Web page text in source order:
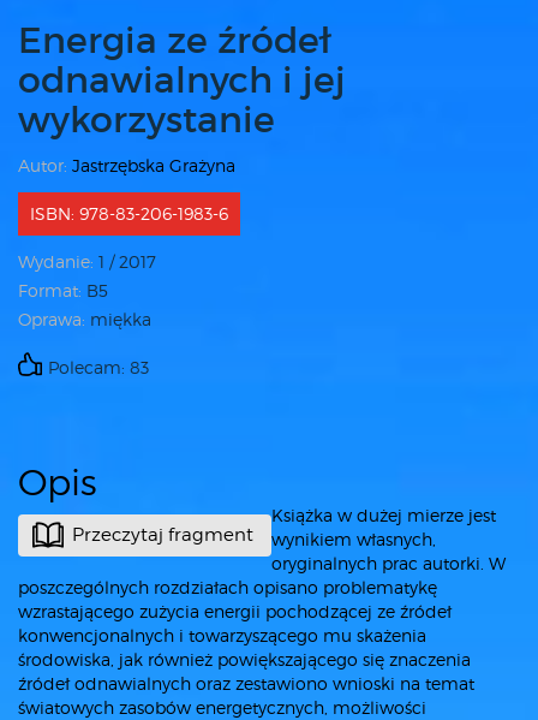
Energia ze źródeł
odnawialnych i jej
wykorzystanie
Autor: Jastrzębska Grażyna
ISBN: 978-83-206-1983-6
Wydanie: 1 / 2017
Format: B5
Oprawa: miękka
Polecam: 83
Opis
Przeczytaj fragment
Książka w dużej mierze jest
wynikiem własnych,
oryginalnych prac autorki. W
poszczególnych rozdziałach opisano problematykę
wzrastającego zużycia energii pochodzącej ze źródeł
konwencjonalnych i towarzyszącego mu skażenia
środowiska, jak również powiększającego się znaczenia
źródeł odnawialnych oraz zestawiono wnioski na temat
światowych zasobów energetycznych, możliwości